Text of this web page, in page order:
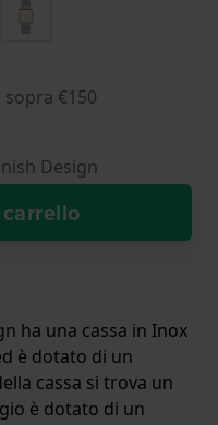
€150
Design
ha una cassa in Inox
è dotato di un
cassa si trova un
è dotato di un